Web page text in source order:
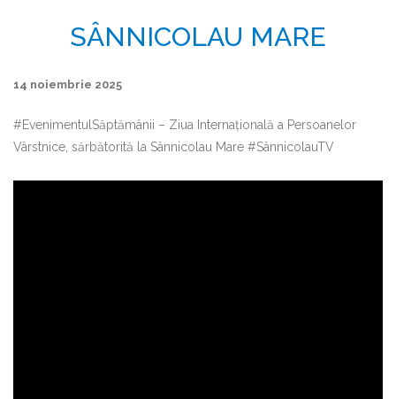
SÂNNICOLAU MARE
14 noiembrie 2025
#EvenimentulSăptămânii – Ziua Internațională a Persoanelor
Vârstnice, sărbătorită la Sânnicolau Mare #SânnicolauTV